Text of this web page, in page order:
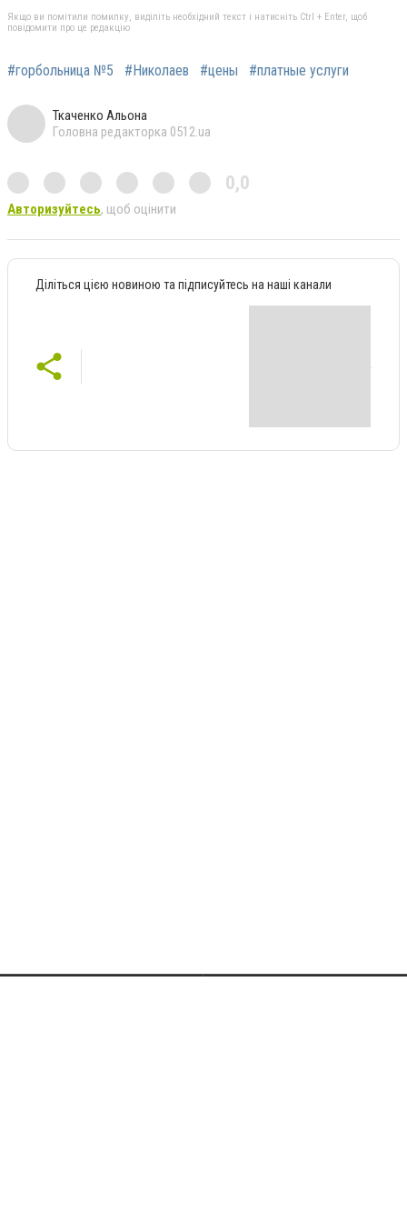
Якщо ви помітили помилку, виділіть необхідний текст і натисніть Ctrl + Enter, щоб
повідомити про це редакцію
#горбольница №5 #Николаев #цены #платные услуги
Ткаченко Альона
Головна редакторка 0512.ua
0,0
Авторизуйтесь, щоб оцінити
Діліться цією новиною та підписуйтесь на наші канали